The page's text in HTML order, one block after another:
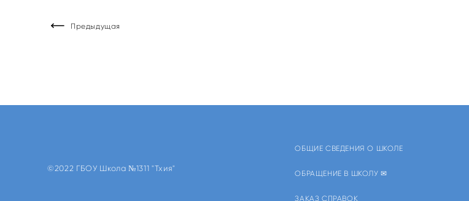
Предыдущая
©2022 ГБОУ Школа №1311 "Тхия"
ОБЩИЕ СВЕДЕНИЯ О ШКОЛЕ
ОБРАЩЕНИЕ В ШКОЛУ ✉
ЗАКАЗ СПРАВОК